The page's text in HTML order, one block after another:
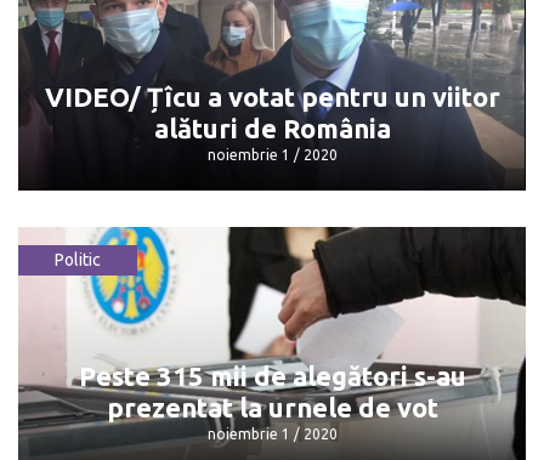
Live: Situație tensionată la Varnița
noiembrie 1 / 2020
VIDEO/ Țîcu a votat pentru un viitor
alături de România
noiembrie 1 / 2020
VIDEO/ Țîcu a votat pentru un viitor
alături de România
noiembrie 1 / 2020
Politic
Peste 315 mii de alegători s-au
prezentat la urnele de vot
noiembrie 1 / 2020